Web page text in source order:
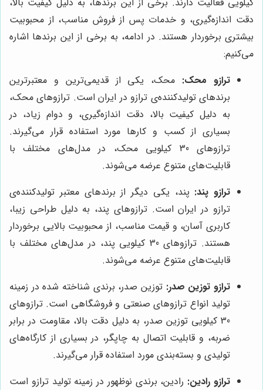
دقت اندازه‌گیری، و خدمات پس از فروش مناسب، از محبوبیت
بیشتری برخوردار هستند. در ادامه، به برخی از این برندها اشاره
می‌کنیم:
ترازو محک: محک، یکی از قدیمی‌ترین و معتبرترین
برندهای تولیدکننده‌ی ترازو در ایران است. ترازوهای محک،
به دلیل کیفیت بالا، دقت اندازه‌گیری، و دوام زیاد، در
بسیاری از کسب و کارها مورد استفاده قرار می‌گیرند.
ترازوهای 30 کیلویی محک، در مدل‌های مختلف با
قابلیت‌های متنوع عرضه می‌شوند.
ترازو پند: پند، یکی دیگر از برندهای معتبر تولیدکننده‌ی
ترازو در ایران است. ترازوهای پند، به دلیل طراحی زیبا،
کاربری آسان، و قیمت مناسب، از محبوبیت بالایی برخوردار
هستند. ترازوهای 30 کیلویی پند، در مدل‌های مختلف با
قابلیت‌های متنوع عرضه می‌شوند.
ترازو توزین صدر: توزین صدر، برندی شناخته شده در زمینه
تولید انواع ترازوهای صنعتی و فروشگاهی است. ترازوهای
30 کیلویی توزین صدر، به دلیل دقت بالا، مقاومت در برابر
ضربه، و قابلیت اتصال به چاپگر، در بسیاری از کارگاه‌های
تولیدی و بسته‌بندی مورد استفاده قرار می‌گیرند.
ترازو رادین: رادین، برندی نوظهور در زمینه تولید ترازو است